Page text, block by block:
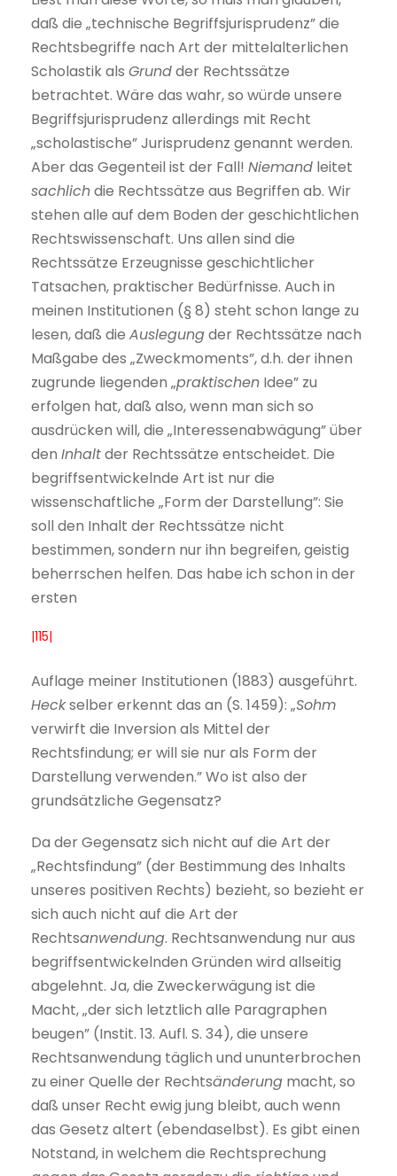
daß die „technische Begriffsjurisprudenz” die
Rechtsbegriffe nach Art der mittelalterlichen
Scholastik als Grundder Rechtssätze
betrachtet. Wäre das wahr, so würde unsere
Begriffsjurisprudenz allerdings mit Recht
„scholastische” Jurisprudenz genannt werden.
Aber das Gegenteil ist der Fall! Niemand leitet
sachlichdie Rechtssätze aus Begriffen ab. Wir
stehen alle auf dem Boden der geschichtlichen
Rechtswissenschaft. Uns allen sind die
Rechtssätze Erzeugnisse geschichtlicher
Tatsachen, praktischer Bedürfnisse. Auch in
meinen Institutionen (§ 8) steht schon lange zu
lesen, daß die Auslegungder Rechtssätze nach
Maßgabe des „Zweckmoments”, d.h. der ihnen
zugrunde liegenden „praktischen Idee” zu
erfolgen hat, daß also, wenn man sich so
ausdrücken will, die „Interessenabwägung” über
den Inhaltder Rechtssätze entscheidet. Die
begriffsentwickelnde Art ist nur die
wissenschaftliche „Form der Darstellung”: Sie
soll den Inhalt der Rechtssätze nicht
bestimmen, sondern nur ihn begreifen, geistig
beherrschen helfen. Das habe ich schon in der
ersten
|115|
Auflage meiner Institutionen (1883) ausgeführt.
Heckselber erkennt das an (S. 1459): „Sohm
verwirft die Inversion als Mittel der
Rechtsfindung; er will sie nur als Form der
Darstellung verwenden.” Wo ist also der
grundsätzliche Gegensatz?
Da der Gegensatz sich nicht auf die Art der
„Rechtsfindung” (der Bestimmung des Inhalts
unseres positiven Rechts) bezieht, so bezieht er
sich auch nicht auf die Art der
Rechtsanwendung. Rechtsanwendung nur aus
begriffsentwickelnden Gründen wird allseitig
abgelehnt. Ja, die Zweckerwägung ist die
Macht, „der sich letztlich alle Paragraphen
beugen” (Instit. 13. Aufl. S. 34), die unsere
Rechtsanwendung täglich und ununterbrochen
zu einer Quelle der Rechtsänderung macht, so
daß unser Recht ewig jung bleibt, auch wenn
das Gesetz altert (ebendaselbst). Es gibt einen
Notstand, in welchem die Rechtsprechung